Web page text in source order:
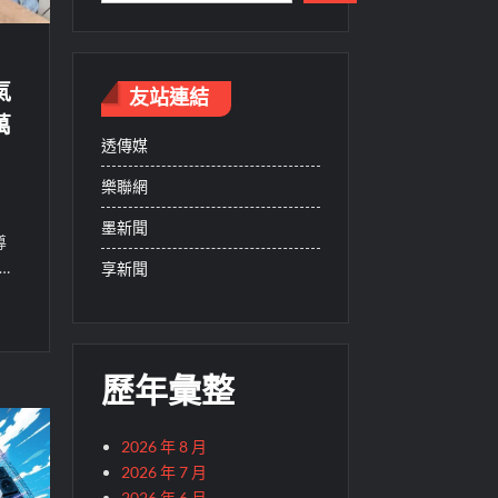
友站連結
透傳媒
樂聯網
墨新聞
享新聞
歷年彙整
2026 年 8 月
2026 年 7 月